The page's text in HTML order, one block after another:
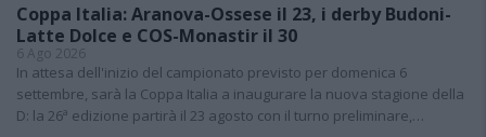
Coppa Italia: Aranova-Ossese il 23, i derby Budoni-
Latte Dolce e COS-Monastir il 30
6 Ago 2026
In attesa dell'inizio del campionato previsto per domenica 6
settembre, sarà la Coppa Italia a inaugurare la nuova stagione della
D: la 26ª edizione partirà il 23 agosto con il turno preliminare,…